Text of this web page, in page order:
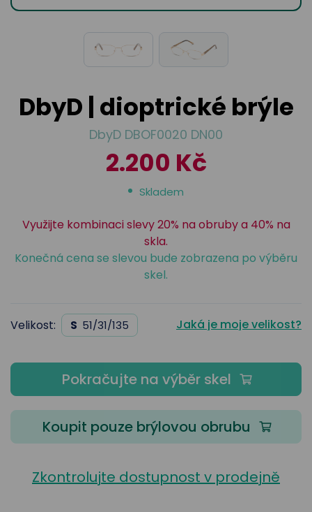
brýle
DbyD | dioptrické brýle
DbyD DBOF0020 DN00
2.200 Kč
Skladem
Využijte kombinaci slevy 20% na obruby a 40% na
skla.
Konečná cena se slevou bude zobrazena po výběru
skel.
Velikost: S 51/31/135 Jaká je moje velikost?
Pokračujte na výběr skel
Koupit pouze brýlovou obrubu
Zkontrolujte dostupnost v prodejně